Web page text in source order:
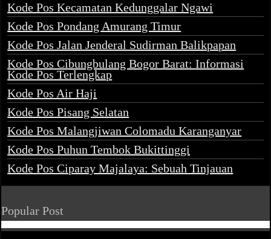
Kode Pos Kecamatan Kedunggalar Ngawi
Kode Pos Pondang Amurang Timur
Kode Pos Jalan Jenderal Sudirman Balikpapan
Kode Pos Cibungbulang Bogor Barat: Informasi
Kode Pos Terlengkap
Kode Pos Air Haji
Kode Pos Pisang Selatan
Kode Pos Malangjiwan Colomadu Karanganyar
Kode Pos Puhun Tembok Bukittinggi
Kode Pos Ciparay Majalaya: Sebuah Tinjauan
Popular Post